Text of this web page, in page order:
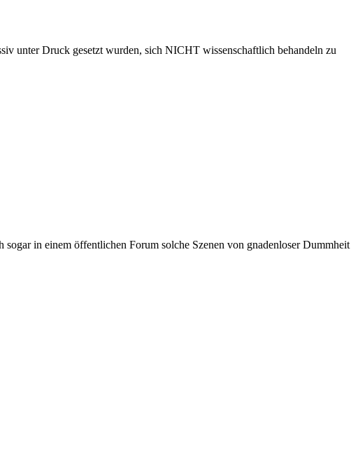
unter Druck gesetzt wurden, sich NICHT wissenschaftlich behandeln zu
in einem öffentlichen Forum solche Szenen von gnadenloser Dummheit